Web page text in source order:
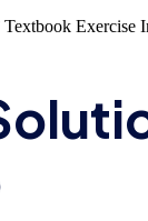
Exercise